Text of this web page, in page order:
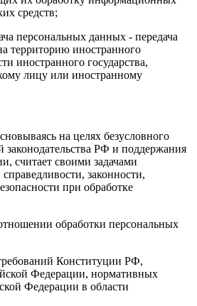
средств;
персональных данных - передача
территорию иностранного
иностранного государства,
лицу или иностранному
на целях безусловного
законодательства РФ и поддержания
считает своими задачами
законности,
при обработке
обработки персональных
Конституции РФ,
Федерации, нормативных
Федерации в области